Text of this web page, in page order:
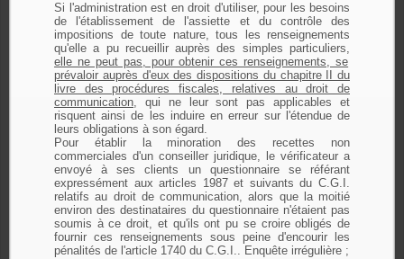
Si l'administration est en droit d'utiliser, pour les besoins
de l'établissement de l'assiette et du contrôle des
impositions de toute nature, tous les renseignements
qu'elle a pu recueillir auprès des simples particuliers,
elle ne peut pas, pour obtenir ces renseignements, se
prévaloir auprès d'eux des dispositions du chapitre II du
livre des procédures fiscales, relatives au droit de
communication, qui ne leur sont pas applicables et
risquent ainsi de les induire en erreur sur l'étendue de
leurs obligations à son égard.
Pour établir la minoration des recettes non
commerciales d'un conseiller juridique, le vérificateur a
envoyé à ses clients un questionnaire se référant
expressément aux articles 1987 et suivants du C.G.I.
relatifs au droit de communication, alors que la moitié
environ des destinataires du questionnaire n'étaient pas
soumis à ce droit, et qu'ils ont pu se croire obligés de
fournir ces renseignements sous peine d'encourir les
pénalités de l'article 1740 du C.G.I.. Enquête irrégulière ;